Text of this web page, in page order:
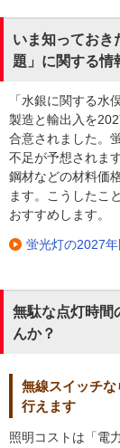
いま知っておき
題」に関する情
「水銀に関する水
製造と輸出入を
合意されました。
不足が予想されま
鋼材などの材料価
ます。こうしたこ
おすすめします。
蛍光灯の2027年
無駄な点灯時間
んか？
無線スイッチ
行えます
照明コストは「電